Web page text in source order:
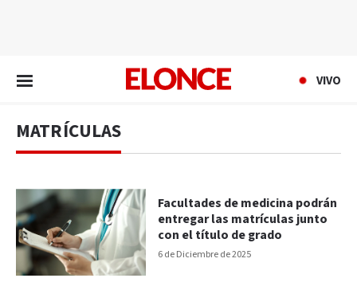
VIVO
MATRÍCULAS
6 de Diciembre de 2025
Facultades de medicina podrán
entregar las matrículas junto
con el título de grado